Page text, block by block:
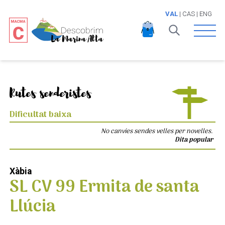
VAL| CAS| ENG
Open
Rutes senderistes
Dificultat baixa
No canvies sendes velles per novelles.
Dita popular
Xàbia
SL CV 99 Ermita de santa
Llúcia